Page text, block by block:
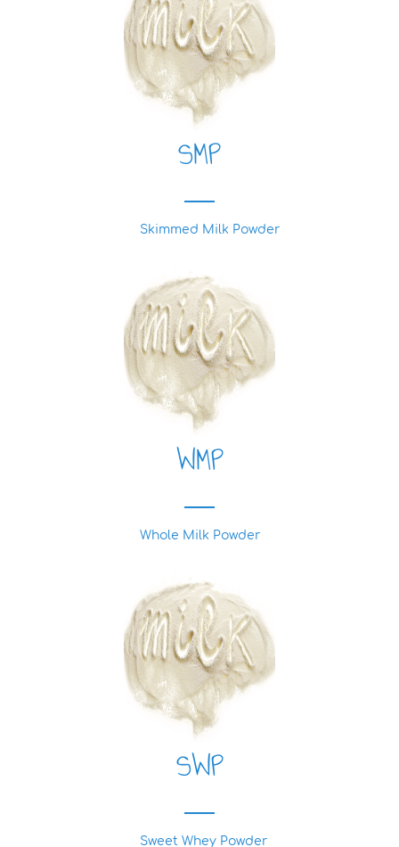
SMP
Skimmed Milk Powder
WMP
Whole Milk Powder
SWP
Sweet Whey Powder